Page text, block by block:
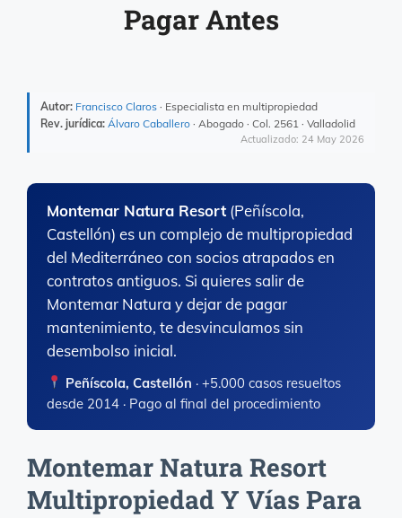
Pagar Antes
Autor: Francisco Claros · Especialista en multipropiedad
Rev. jurídica: Álvaro Caballero · Abogado · Col. 2561 · Valladolid
Actualizado: 24 May 2026
Montemar Natura Resort (Peñíscola,
Castellón) es un complejo de multipropiedad
del Mediterráneo con socios atrapados en
contratos antiguos. Si quieres salir de
Montemar Natura y dejar de pagar
mantenimiento, te desvinculamos sin
desembolso inicial.
Peñíscola, Castellón · +5.000 casos resueltos
desde 2014 · Pago al final del procedimiento
Montemar Natura Resort
Multipropiedad Y Vías Para